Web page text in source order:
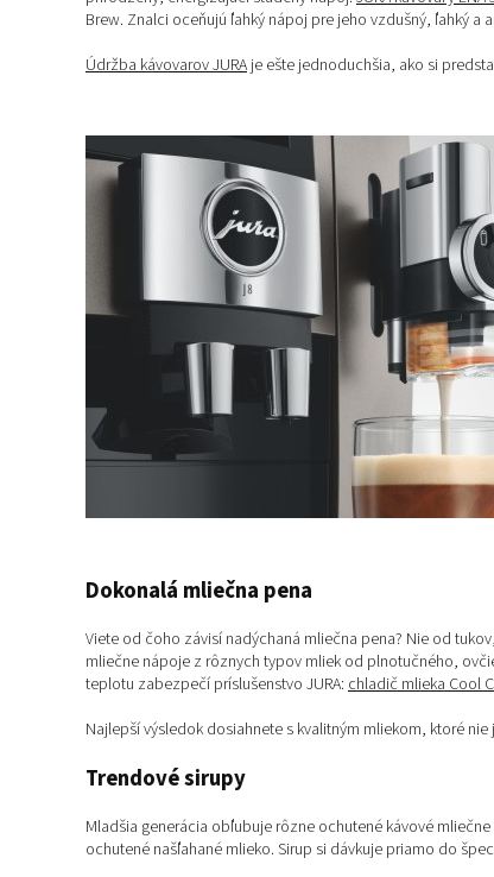
Brew. Znalci oceňujú ľahký nápoj pre jeho vzdušný, ľahký
Údržba kávovarov JURA je ešte jednoduchšia, ako si
Dokonalá mliečna pena
Viete od čoho závisí nadýchaná mliečna pena? Nie od
mliečne nápoje z rôznych typov mliek od plnotučného,
teplotu zabezpečí príslušenstvo JURA: chladič mlieka Cool
Najlepší výsledok dosiahnete s kvalitným mliekom, ktoré
Trendové sirupy
Mladšia generácia obľubuje rôzne ochutené kávové
ochutené našľahané mlieko. Sirup si dávkuje priamo do